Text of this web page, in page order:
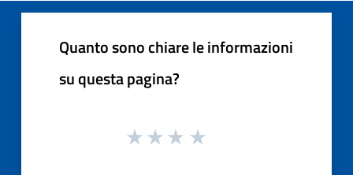
Quanto sono chiare le informazioni
su questa pagina?